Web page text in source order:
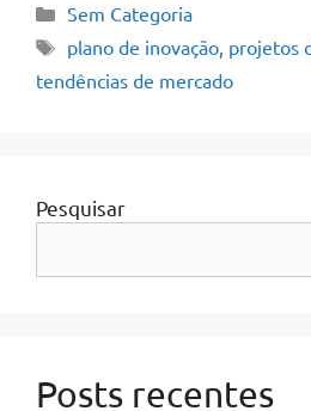
Sem Categoria
plano de inovação, projetos
tendências de mercado
Pesquisar
Posts recentes